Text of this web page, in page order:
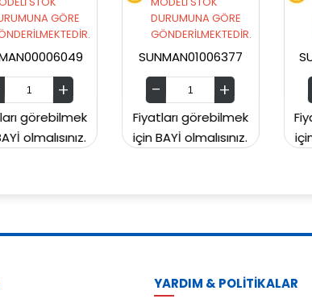
DURUMUNA GÖRE
GÖNDERİLMEKTEDİR.
SUNMAN01006377
Fiyatları görebilmek
için BAYİ olmalısınız.
DURUMUNA GÖRE
GÖNDERİLMEKTEDİR.
SUNMAN00CH2129
Fiyatları görebilmek
için BAYİ olmalısınız.
YARDIM & POLİTİKALAR